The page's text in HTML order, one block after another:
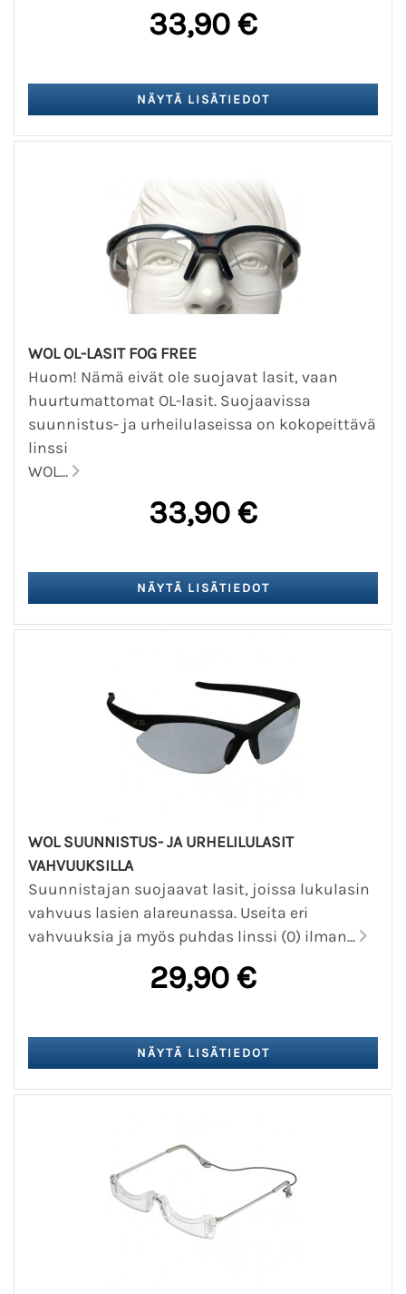
33,90 €
WOL OL-LASIT FOG FREE
Huom! Nämä eivät ole suojavat lasit, vaan
huurtumattomat OL-lasit. Suojaavissa
suunnistus- ja urheilulaseissa on kokopeittävä
linssi
WOL...
33,90 €
WOL SUUNNISTUS- JA URHELILULASIT
VAHVUUKSILLA
Suunnistajan suojaavat lasit, joissa lukulasin
vahvuus lasien alareunassa. Useita eri
vahvuuksia ja myös puhdas linssi (0) ilman...
29,90 €